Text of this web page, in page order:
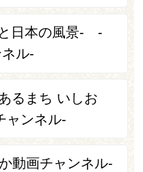
日本の風景- -
ル-
るまち いしお
ンネル-
動画チャンネル-